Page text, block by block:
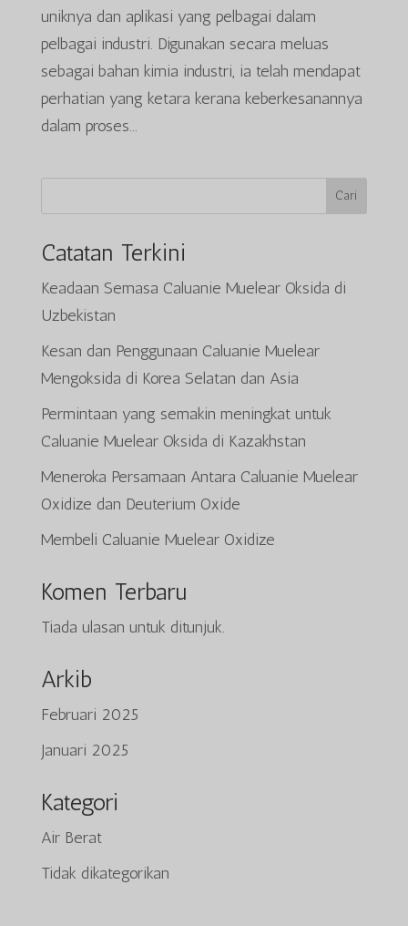
uniknya dan aplikasi yang pelbagai dalam
pelbagai industri. Digunakan secara meluas
sebagai bahan kimia industri, ia telah mendapat
perhatian yang ketara kerana keberkesanannya
dalam proses...
Cari
Catatan Terkini
Keadaan Semasa Caluanie Muelear Oksida di
Uzbekistan
Kesan dan Penggunaan Caluanie Muelear
Mengoksida di Korea Selatan dan Asia
Permintaan yang semakin meningkat untuk
Caluanie Muelear Oksida di Kazakhstan
Meneroka Persamaan Antara Caluanie Muelear
Oxidize dan Deuterium Oxide
Membeli Caluanie Muelear Oxidize
Komen Terbaru
Tiada ulasan untuk ditunjuk.
Arkib
Februari 2025
Januari 2025
Kategori
Air Berat
Tidak dikategorikan